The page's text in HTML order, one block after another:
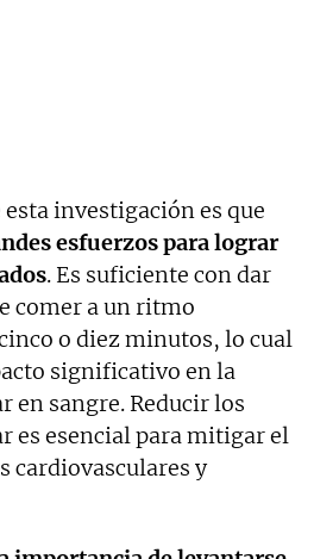
investigación es que
esfuerzos para lograr
. Es suficiente con dar
comer a un ritmo
o diez minutos, lo cual
significativo en la
en sangre. Reducir los
es esencial para mitigar el
cardiovasculares y